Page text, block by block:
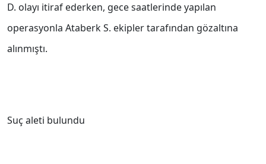
D. olayı itiraf ederken, gece saatlerinde yapılan
operasyonla Ataberk S. ekipler tarafından gözaltına
alınmıştı.
Suç aleti bulundu